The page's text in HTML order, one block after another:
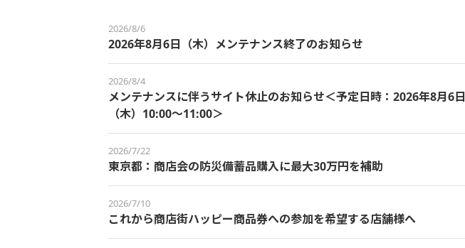
2026/8/6
2026年8月6日（木）メンテナンス終了のお知らせ
2026/8/4
メンテナンスに伴うサイト休止のお知らせ＜予定日時：2026年8月6日
（木）10:00～11:00＞
2026/7/22
東京都：商店会の防災備蓄品購入に最大30万円を補助
2026/7/10
これから商店街ハッピー商品券への参加を希望する店舗様へ